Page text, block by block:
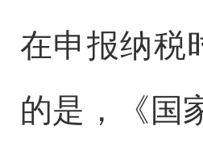
在申报纳税
的是，《国